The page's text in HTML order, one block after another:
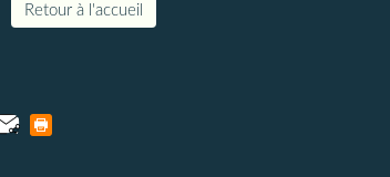
Retour à l'accueil